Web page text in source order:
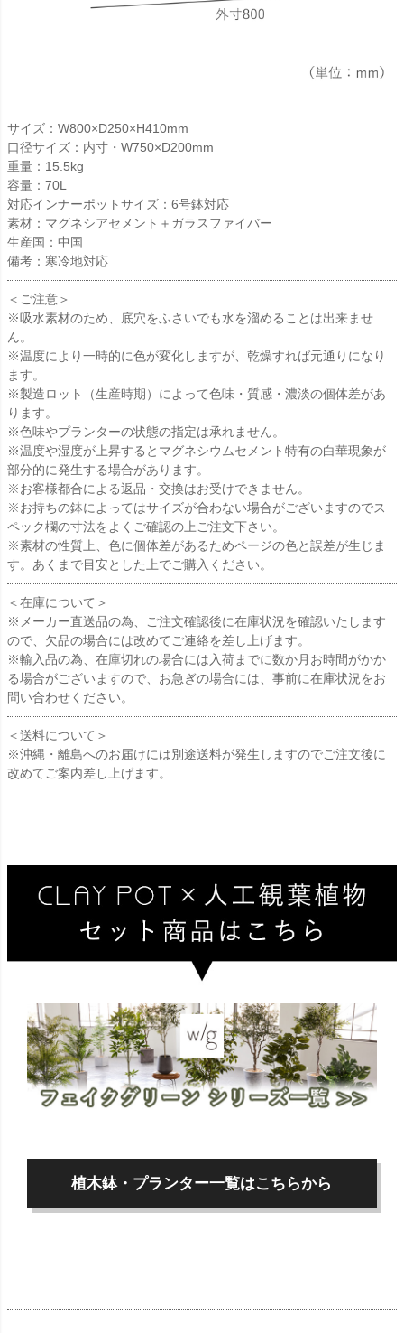
サイズ：W800×D250×H410mm
口径サイズ：内寸・W750×D200mm
重量：15.5kg
容量：70L
対応インナーポットサイズ：6号鉢対応
素材：マグネシアセメント＋ガラスファイバー
生産国：中国
備考：寒冷地対応
＜ご注意＞
※吸水素材のため、底穴をふさいでも水を溜めることは出来ませ
ん。
※温度により一時的に色が変化しますが、乾燥すれば元通りになり
ます。
※製造ロット（生産時期）によって色味・質感・濃淡の個体差があ
ります。
※色味やプランターの状態の指定は承れません。
※温度や湿度が上昇するとマグネシウムセメント特有の白華現象が
部分的に発生する場合があります。
※お客様都合による返品・交換はお受けできません。
※お持ちの鉢によってはサイズが合わない場合がございますのでス
ペック欄の寸法をよくご確認の上ご注文下さい。
※素材の性質上、色に個体差があるためページの色と誤差が生じま
す。あくまで目安とした上でご購入ください。
＜在庫について＞
※メーカー直送品の為、ご注文確認後に在庫状況を確認いたします
ので、欠品の場合には改めてご連絡を差し上げます。
※輸入品の為、在庫切れの場合には入荷までに数か月お時間がかか
る場合がございますので、お急ぎの場合には、事前に在庫状況をお
問い合わせください。
＜送料について＞
※沖縄・離島へのお届けには別途送料が発生しますのでご注文後に
改めてご案内差し上げます。
植木鉢・プランター一覧はこちらから